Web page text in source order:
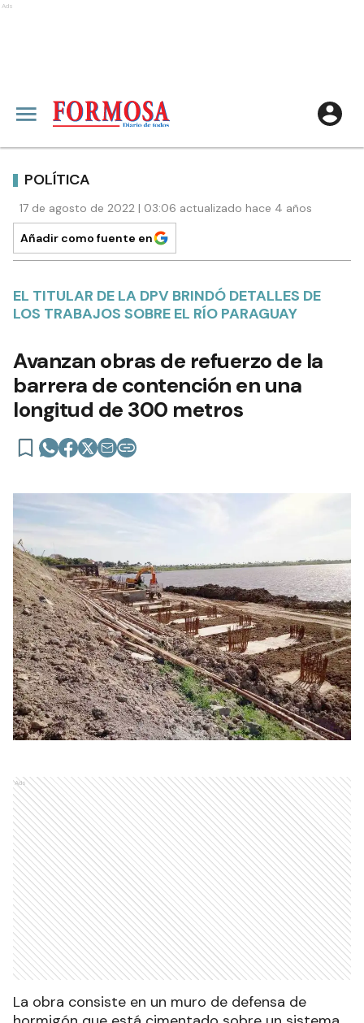
Ads
POLÍTICA
17 de agosto de 2022 | 03:06 actualizado hace 4 años
Añadir como fuente en
EL TITULAR DE LA DPV BRINDÓ DETALLES DE
LOS TRABAJOS SOBRE EL RÍO PARAGUAY
Avanzan obras de refuerzo de la
barrera de contención en una
longitud de 300 metros
Ads
La obra consiste en un muro de defensa de